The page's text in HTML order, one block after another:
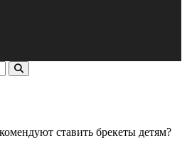
ставить брекеты детям?